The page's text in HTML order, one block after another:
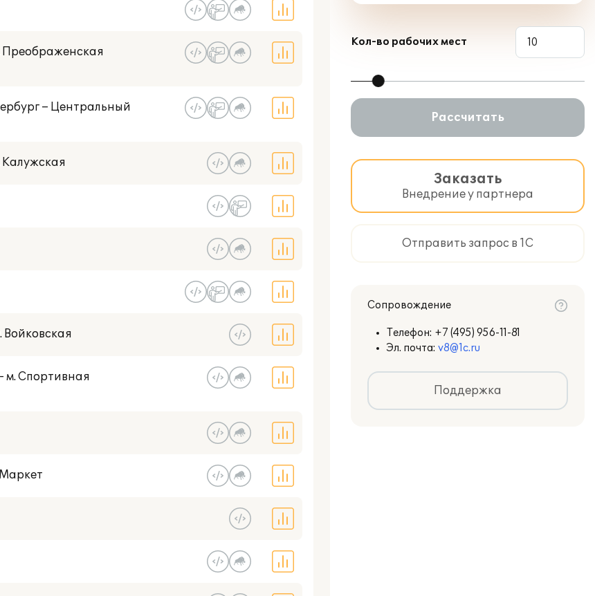
Преображенская
– Центральный
м. Спортивная
Кол-во рабочих мест
Рассчитать
Заказать
Внедрение у партнера
Отправить запрос в 1С
Сопровождение
Телефон: +7 (495) 956-11-81
Эл. почта: v8@1c.ru
Поддержка